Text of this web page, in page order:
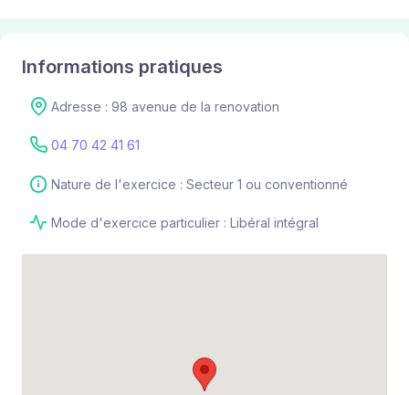
Informations pratiques
Adresse : 98 avenue de la renovation
04 70 42 41 61
Nature de l'exercice : Secteur 1 ou conventionné
Mode d'exercice particulier : Libéral intégral